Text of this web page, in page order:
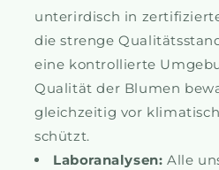
unterirdisch in
die strenge
eine kontrollierte
Qualität der Blumen
gleichzeitig vor
schützt.
Laboranalysen: Alle